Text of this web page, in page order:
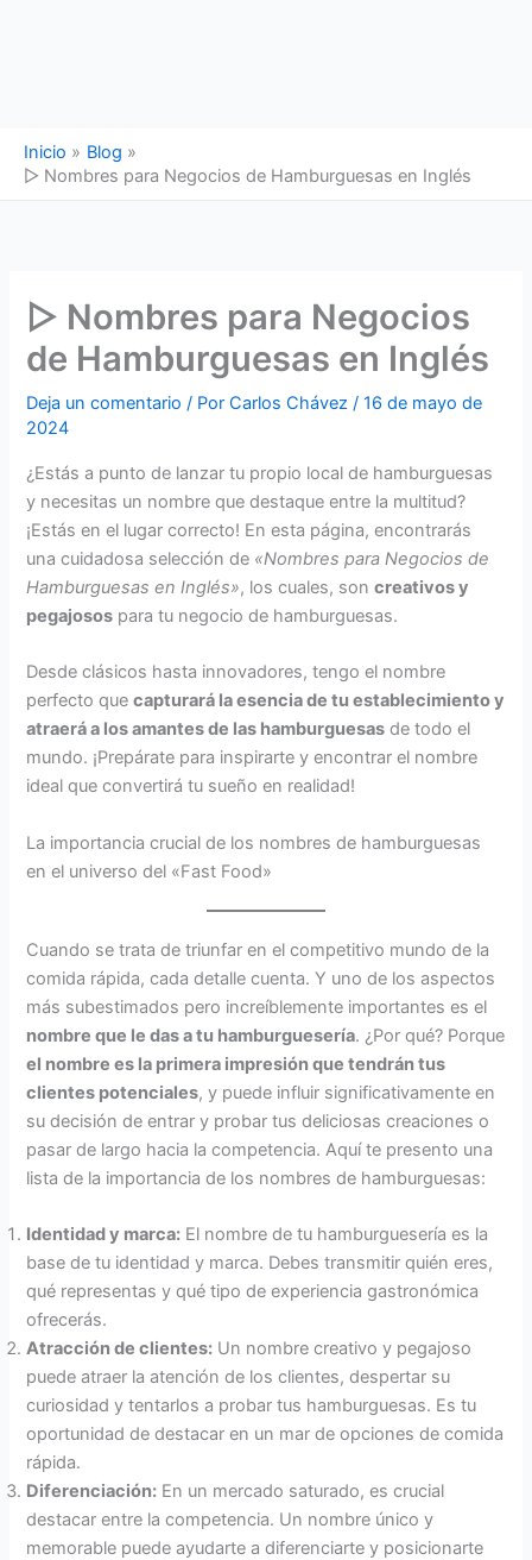
Inicio
Blog
▷ Nombres para Negocios de Hamburguesas en Inglés
▷ Nombres para Negocios
de Hamburguesas en Inglés
Deja un comentario / PorCarlos Chávez/16 de mayo de
2024
¿Estás a punto de lanzar tu propio local de hamburguesas
y necesitas un nombre que destaque entre la multitud?
¡Estás en el lugar correcto! En esta página, encontrarás
una cuidadosa selección de «Nombres para Negocios de
Hamburguesas en Inglés», los cuales, soncreativos y
pegajosos para tu negocio de hamburguesas.
Desde clásicos hasta innovadores, tengo el nombre
perfecto quecapturará la esencia de tu establecimiento y
atraerá a los amantes de las hamburguesas de todo el
mundo. ¡Prepárate para inspirarte y encontrar el nombre
ideal que convertirá tu sueño en realidad!
La importancia crucial de los nombres de hamburguesas
en el universo del «Fast Food»
Cuando se trata de triunfar en el competitivo mundo de la
comida rápida, cada detalle cuenta. Y uno de los aspectos
más subestimados pero increíblemente importantes es el
nombre que le das a tu hamburguesería. ¿Por qué? Porque
el nombre es la primera impresión que tendrán tus
clientes potenciales, y puede influir significativamente en
su decisión de entrar y probar tus deliciosas creaciones o
pasar de largo hacia la competencia. Aquí te presento una
lista de la importancia de los nombres de hamburguesas:
Identidad y marca: El nombre de tu hamburguesería es la
base de tu identidad y marca. Debes transmitir quién eres,
qué representas y qué tipo de experiencia gastronómica
ofrecerás.
Atracción declientes: Un nombre creativo y pegajoso
puede atraer la atención de los clientes, despertar su
curiosidad y tentarlos a probar tus hamburguesas. Es tu
oportunidad de destacar en un mar de opciones de comida
rápida.
Diferenciación: En un mercado saturado, es crucial
destacar entre la competencia. Un nombre único y
memorable puede ayudarte a diferenciarte y posicionarte